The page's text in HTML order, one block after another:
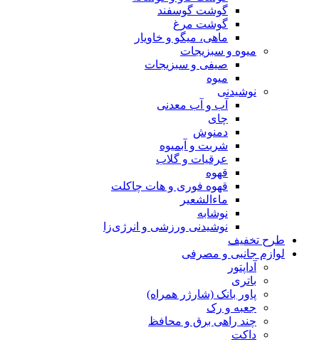
گوشت گوسفند
گوشت مرغ
ماهی، میگو و خاویار
میوه و سبزیجات
صیفی و سبزیجات
میوه
نوشیدنی
آب و آب معدنی
چای
دمنوش
شربت و آبمیوه
عرقیات و گلاب
قهوه
قهوه فوری و هات چاکلت
ماءالشعیر
نوشابه
نوشیدنی ورزشی و انرژی‌زا
طرح تخفیف
لوازم جانبی و مصرفی
آداپتور
باتری
پاور بانک (شارژر همراه)
جعبه و رک
چند راهی برق و محافظ
داکت